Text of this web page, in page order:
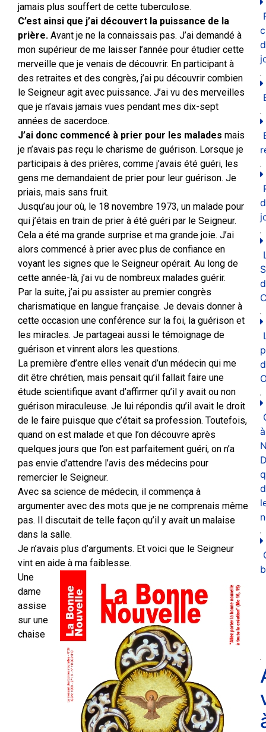
jamais plus souffert de cette tuberculose.
C’est ainsi que j’ai découvert la puissance de la
prière. Avant je ne la connaissais pas. J’ai demandé à
mon supérieur de me laisser l’année pour étudier cette
merveille que je venais de découvrir. En participant à
des retraites et des congrès, j’ai pu découvrir combien
le Seigneur agit avec puissance. J’ai vu des merveilles
que je n’avais jamais vues pendant mes dix-sept
années de sacerdoce.
J’ai donc commencé à prier pour les malades mais
je n’avais pas reçu le charisme de guérison. Lorsque je
participais à des prières, comme j’avais été guéri, les
gens me demandaient de prier pour leur guérison. Je
priais, mais sans fruit.
Jusqu’au jour où, le 18 novembre 1973, un malade pour
qui j’étais en train de prier à été guéri par le Seigneur.
Cela a été ma grande surprise et ma grande joie. J’ai
alors commencé à prier avec plus de confiance en
voyant les signes que le Seigneur opérait. Au long de
cette année-là, j’ai vu de nombreux malades guérir.
Par la suite, j’ai pu assister au premier congrès
charismatique en langue française. Je devais donner à
cette occasion une conférence sur la foi, la guérison et
les miracles. Je partageai aussi le témoignage de
guérison et vinrent alors les questions.
La première d’entre elles venait d’un médecin qui me
dit être chrétien, mais pensait qu’il fallait faire une
étude scientifique avant d’affirmer qu’il y avait ou non
guérison miraculeuse. Je lui répondis qu’il avait le droit
de le faire puisque que c’était sa profession. Toutefois,
quand on est malade et que l’on découvre après
quelques jours que l’on est parfaitement guéri, on n’a
pas envie d’attendre l’avis des médecins pour
remercier le Seigneur.
Avec sa science de médecin, il commença à
argumenter avec des mots que je ne comprenais même
pas. Il discutait de telle façon qu’il y avait un malaise
dans la salle.
Je n’avais plus d’arguments. Et voici que le Seigneur
vint en aide à ma faiblesse.
Une
dame
assise
sur une
chaise
à